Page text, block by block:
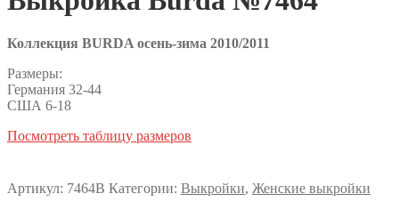
Коллекция BURDA осень-зима 2010/2011
Размеры:
Германия 32-44
США 6-18
Посмотреть таблицу размеров
Артикул: 7464B Категории: Выкройки, Женские выкройки